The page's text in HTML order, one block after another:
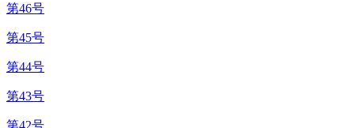
第46号
第45号
第44号
第43号
第42号